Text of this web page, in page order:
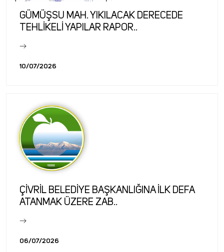
GÜMÜŞSU MAH. YIKILACAK DERECEDE
TEHLİKELİ YAPILAR RAPOR..
10/07/2026
ÇİVRİL BELEDİYE BAŞKANLIĞINA İLK DEFA
ATANMAK ÜZERE ZAB..
06/07/2026